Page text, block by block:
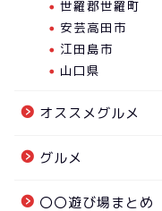
世羅郡世羅町
安芸高田市
江田島市
山口県
オススメグルメ
グルメ
〇〇遊び場まとめ